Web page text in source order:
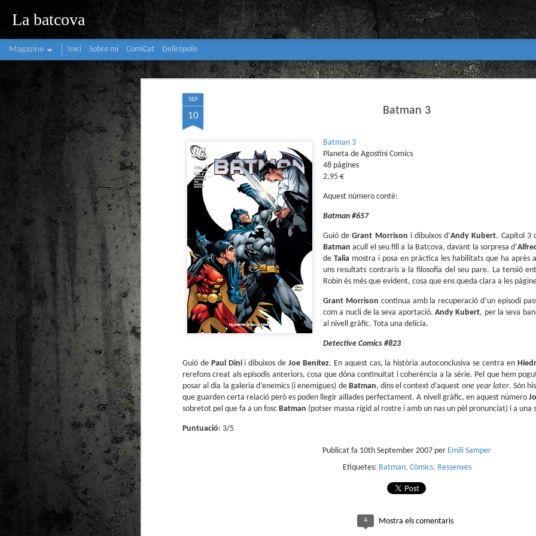
SEP
10 Batman 3
Batman 3
Planeta de Agostini Comics
48 pàgines
2,95 €
Aquest número conté:
Batman #657
Guió deGrant Morrison i dibuixos d’Andy Kubert. Capítol 3
Batman acull el seu fill a la Batcova, davant la sorpresa d’
de Talia mostra i posa en pràctica les habilitats que ha après
uns resultats contraris a la filosofia del seu pare. La tensió
Robin és més que evident, cosa que ens queda clara a les
Grant Morrison continua amb la recuperació d’un episodi
com a nucli de la seva aportació.Andy Kubert, per la seva
al nivell gràfic. Tota una delícia.
Detective Comics #823
Guió de Paul Dinii dibuixos deJoe Benítez. En aquest cas, la història autoconclusiva se centra en
rerefons creat als episodis anteriors, cosa que dóna continuïtat i coherència a la sèrie. Pel que hem
posar al dia la galeria d’enemics (i enemigues) de Batman, dins el context d’aquest one year later. Són
que guarden certa relació però es poden llegir aïllades perfectament. A nivell gràfic, en aquest número
sobretot pel que fa a un fosc Batman (potser massa rígid al rostre i amb un nas un pèl pronunciat) i a una
Puntuació: 3/5
Publicat fa 10th September 2007 per Emili Samper
Etiquetes: Batman Còmics Ressenyes
4 Mostra els comentaris
La batcova
Magazine Inici Sobre mi ComiCat Delirópolis
primavera 2026
Abril
Guió i dibuix d’Ana Penyas
Salamandra Graphic, 2025
Després de l’èxit d’Estamos todas bien (Premi Nacional
Todo bajo el sol (llegit el 2023 al club de lectura), Ana
un assaig gràfic tan necessari com inquietant: En vela /
és només un relat íntim sobre l’insomni, sinó una
sobre com la societat contemporània ha transformat
dormir en un bé de consum o, pitjor encara, en un